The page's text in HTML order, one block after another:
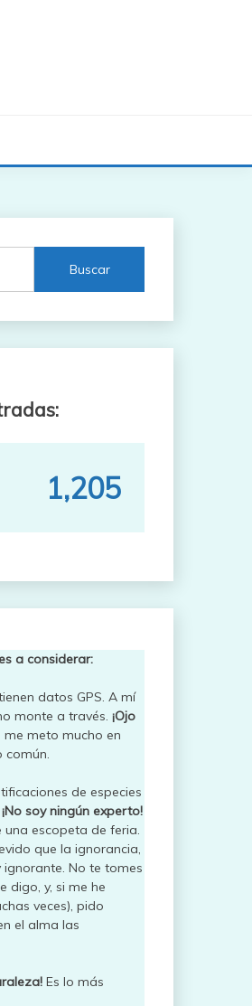
1,205
a considerar:
datos GPS. A mí
monte a través. ¡Ojo
meto mucho en
común.
de especies
¡No soy ningún experto!
una escopeta de feria.
que la ignorancia,
ignorante. No te tomes
digo, y, si me he
veces), pido
el alma las
Es lo más